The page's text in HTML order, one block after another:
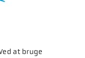
at bruge